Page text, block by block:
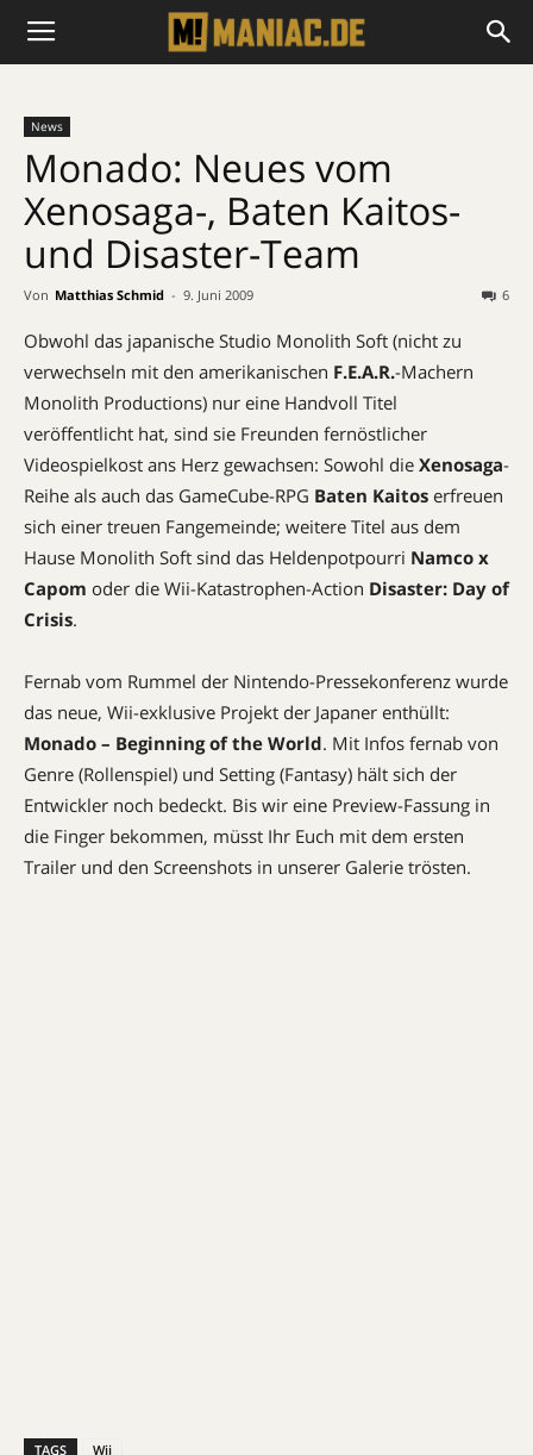
News
Monado: Neues vom
Xenosaga-, Baten Kaitos-
und Disaster-Team
Von Matthias Schmid - 9. Juni 2009 6
Obwohl das japanische Studio Monolith Soft (nicht zu
verwechseln mit den amerikanischen F.E.A.R.-Machern
Monolith Productions) nur eine Handvoll Titel
veröffentlicht hat, sind sie Freunden fernöstlicher
Videospielkost ans Herz gewachsen: Sowohl die Xenosaga-
Reihe als auch das GameCube-RPG Baten Kaitos erfreuen
sich einer treuen Fangemeinde; weitere Titel aus dem
Hause Monolith Soft sind das Heldenpotpourri Namco x
Capom oder die Wii-Katastrophen-Action Disaster: Day of
Crisis.
Fernab vom Rummel der Nintendo-Pressekonferenz wurde
das neue, Wii-exklusive Projekt der Japaner enthüllt:
Monado – Beginning of the World. Mit Infos fernab von
Genre (Rollenspiel) und Setting (Fantasy) hält sich der
Entwickler noch bedeckt. Bis wir eine Preview-Fassung in
die Finger bekommen, müsst Ihr Euch mit dem ersten
Trailer und den Screenshots in unserer Galerie trösten.
TAGS Wii